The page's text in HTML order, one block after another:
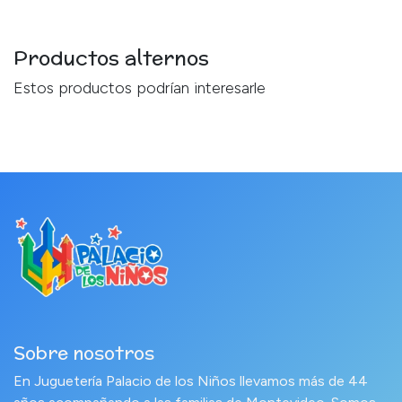
Productos alternos
Estos productos podrían interesarle
Sobre nosotros
En Juguetería Palacio de los Niños llevamos más de 44